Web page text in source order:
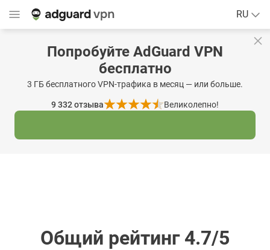
RU
Попробуйте AdGuard VPN
бесплатно
3 ГБ бесплатного VPN-трафика в месяц — или больше.
9 332отзыва Великолепно!
Общий рейтинг 4.7/5